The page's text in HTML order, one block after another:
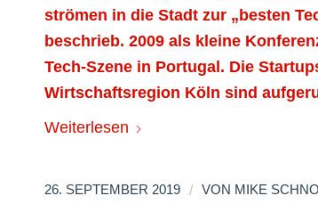
strömen in die Stadt zur „besten
beschrieb. 2009 als kleine
Tech-Szene in Portugal. Die
Wirtschaftsregion Köln sind
Weiterlesen
26. SEPTEMBER 2019 / VON MIKE